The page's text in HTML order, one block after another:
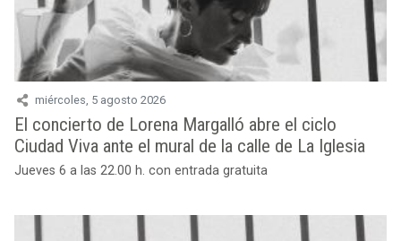
miércoles, 5 agosto 2026
El concierto de Lorena Margalló abre el ciclo
Ciudad Viva ante el mural de la calle de La Iglesia
Jueves 6 a las 22.00 h. con entrada gratuita